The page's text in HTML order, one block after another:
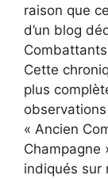
raison que
d’un blog
Cette
plus
« Ancien
Champagne
indiqués sur